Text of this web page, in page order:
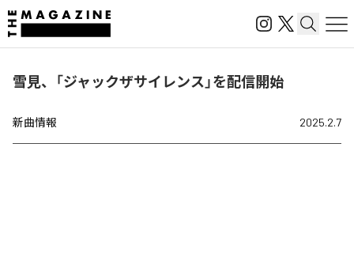
雪見、「ジャックザサイレンス」を配信開始
新曲情報 2025.2.7